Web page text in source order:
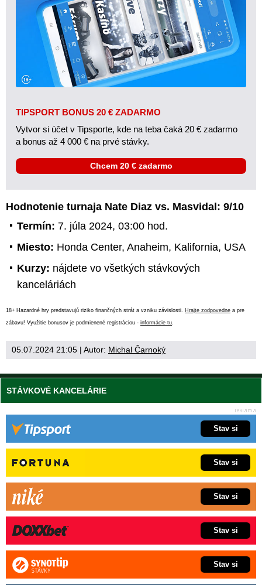
TIPSPORT BONUS 20 € ZADARMO
Vytvor si účet v Tipsporte, kde na teba čaká 20 € zadarmo
a bonus až 4 000 € na prvé stávky.
Chcem 20 € zadarmo
Hodnotenie turnaja Nate Diaz vs. Masvidal: 9/10
Termín: 7. júla 2024, 03:00 hod.
Miesto: Honda Center, Anaheim, Kalifornia, USA
Kurzy: nájdete vo všetkých stávkových
kanceláriách
18+ Hazardné hry predstavujú riziko finančných strát a vzniku závislosti. Hrajte zodpovedne a pre
zábavu! Využitie bonusov je podmienené registráciou - informácie tu.
05.07.2024 21:05 | Autor: Michal Čarnoký
STÁVKOVÉ KANCELÁRIE
Stav si
Stav si
Stav si
Stav si
Stav si